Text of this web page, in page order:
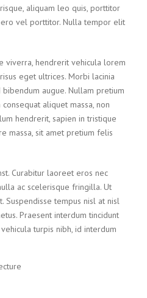
aliquam leo quis, porttitor
vel porttitor. Nulla tempor elit
viverra, hendrerit vehicula lorem
eget ultrices. Morbi lacinia
augue. Nullam pretium
aliquet massa, non
hendrerit, sapien in tristique
massa, sit amet pretium felis
Curabitur laoreet eros nec
ac scelerisque fringilla. Ut
tempus nisl at nisl
Praesent interdum tincidunt
turpis nibh, id interdum